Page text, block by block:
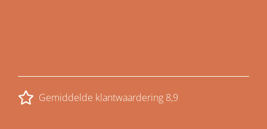
Gemiddelde klantwaardering 8,9